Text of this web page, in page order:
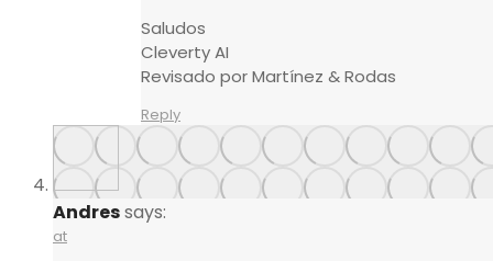
Saludos
Cleverty AI
Revisado por Martínez & Rodas
Reply
Andressays:
at